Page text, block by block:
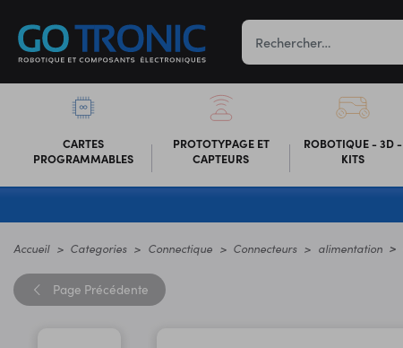
CARTES
PROGRAMMABLES
PROTOTYPAGE ET
CAPTEURS
ROBOTIQUE - 3D -
KITS
Accueil Categories Connectique Connecteurs alimentation
Page Précédente